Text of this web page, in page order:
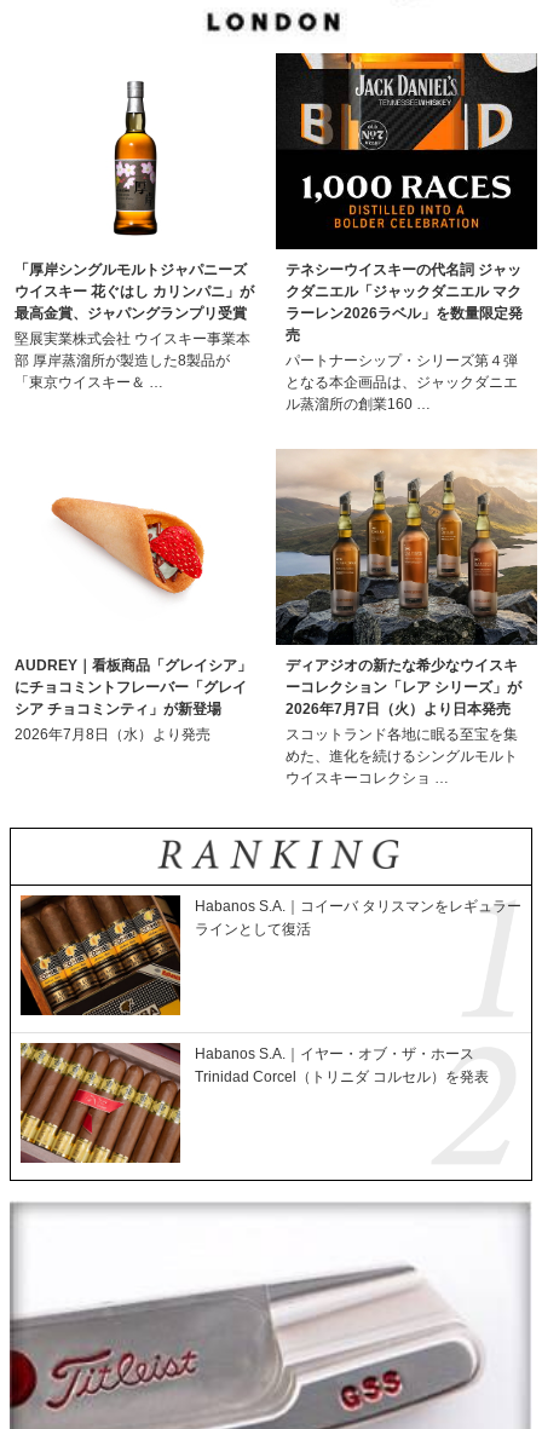
「厚岸シングルモルトジャパニーズ
ウイスキー 花ぐはし カリンパニ」が
最高金賞、ジャパングランプリ受賞
堅展実業株式会社 ウイスキー事業本
部 厚岸蒸溜所が製造した8製品が
「東京ウイスキー＆ …
テネシーウイスキーの代名詞 ジャッ
クダニエル「ジャックダニエル マク
ラーレン2026ラベル」を数量限定発
売
パートナーシップ・シリーズ第４弾
となる本企画品は、ジャックダニエ
ル蒸溜所の創業160 …
AUDREY｜看板商品「グレイシア」
にチョコミントフレーバー「グレイ
シア チョコミンティ」が新登場
2026年7月8日（水）より発売
ディアジオの新たな希少なウイスキ
ーコレクション「レア シリーズ」が
2026年7月7日（火）より日本発売
スコットランド各地に眠る至宝を集
めた、進化を続けるシングルモルト
ウイスキーコレクショ …
Habanos S.A.｜コイーバ タリスマンをレギュラー
ラインとして復活
Habanos S.A.｜イヤー・オブ・ザ・ホース
Trinidad Corcel（トリニダ コルセル）を発表